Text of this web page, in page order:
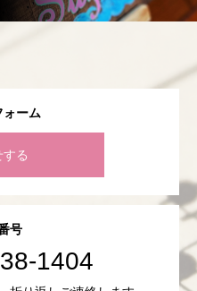
ォーム
する
号
1404